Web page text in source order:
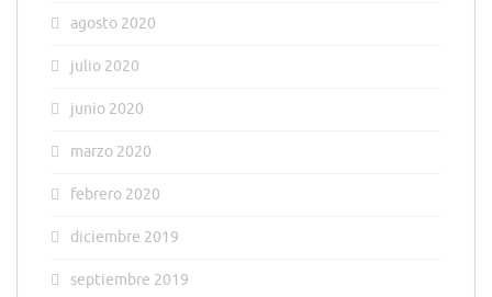
agosto 2020
julio 2020
junio 2020
marzo 2020
febrero 2020
diciembre 2019
septiembre 2019